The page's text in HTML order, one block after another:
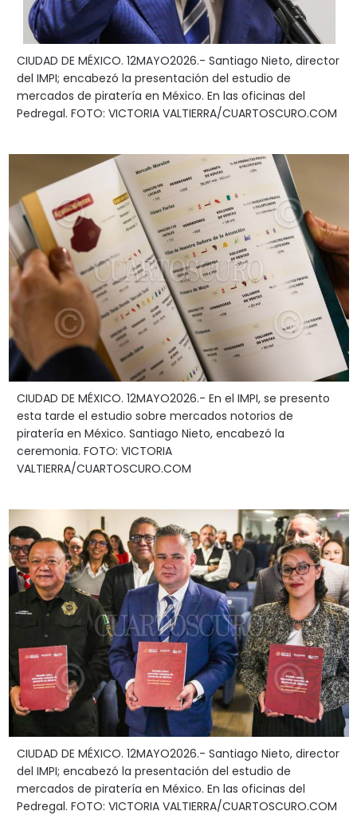
CIUDAD DE MÉXICO. 12MAYO2026.- Santiago Nieto, director
del IMPI; encabezó la presentación del estudio de
mercados de piratería en México. En las oficinas del
Pedregal. FOTO: VICTORIA VALTIERRA/CUARTOSCURO.COM
CIUDAD DE MÉXICO. 12MAYO2026.- En el IMPI, se presento
esta tarde el estudio sobre mercados notorios de
piratería en México. Santiago Nieto, encabezó la
ceremonia. FOTO: VICTORIA
VALTIERRA/CUARTOSCURO.COM
CIUDAD DE MÉXICO. 12MAYO2026.- Santiago Nieto, director
del IMPI; encabezó la presentación del estudio de
mercados de piratería en México. En las oficinas del
Pedregal. FOTO: VICTORIA VALTIERRA/CUARTOSCURO.COM